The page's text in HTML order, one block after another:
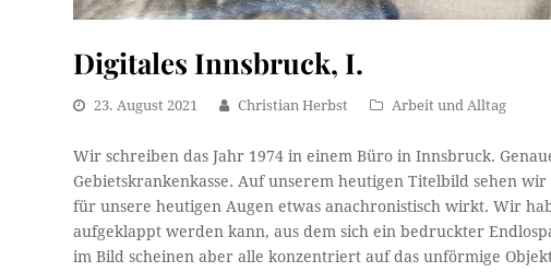
Digitales Innsbruck, I.
23. August 2021 Christian Herbst Arbeit und Alltag
Wir schreiben das Jahr 1974 in einem Büro in Innsbruck.
Gebietskrankenkasse. Auf unserem heutigen Titelbild sehen
für unsere heutigen Augen etwas anachronistisch wirkt. Wir
aufgeklappt werden kann, aus dem sich ein bedruckter
im Bild scheinen aber alle konzentriert auf das unförmige